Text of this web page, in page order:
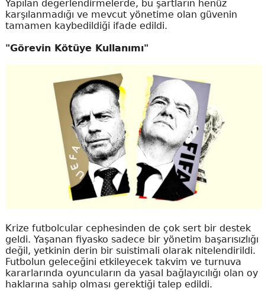
Yapılan değerlendirmelerde, bu şartların henüz
karşılanmadığı ve mevcut yönetime olan güvenin
tamamen kaybedildiği ifade edildi.
"Görevin Kötüye Kullanımı"
Krize futbolcular cephesinden de çok sert bir destek
geldi. Yaşanan fiyasko sadece bir yönetim başarısızlığı
değil, yetkinin derin bir suistimali olarak nitelendirildi.
Futbolun geleceğini etkileyecek takvim ve turnuva
kararlarında oyuncuların da yasal bağlayıcılığı olan oy
haklarına sahip olması gerektiği talep edildi.